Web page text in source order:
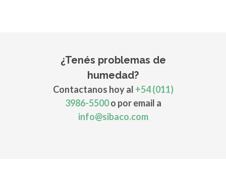
¿Tenés problemas de
humedad?
Contactanos hoy al +54 (011)
3986-5500o por email a
info@sibaco.com